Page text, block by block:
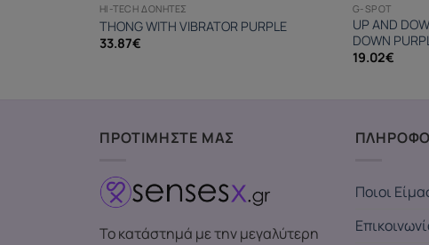
HI-TECH ΔΟΝΗΤΈΣ
THONG WITH VIBRATOR PURPLE
33.87€
G-SPOT
UP AND
DOWN
19.02€
ΠΡΟΤΙΜΗΣΤΕ ΜΑΣ
Το κατάστημά με την μεγαλύτερη
Ποιοι